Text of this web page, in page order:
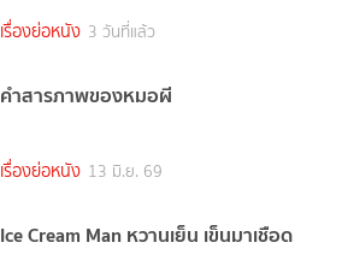
เรื่องย่อหนัง 3 วันที่แล้ว
คำสารภาพของหมอผี
เรื่องย่อหนัง 13 มิ.ย. 69
Ice Cream Man หวานเย็น เข็นมาเชือด